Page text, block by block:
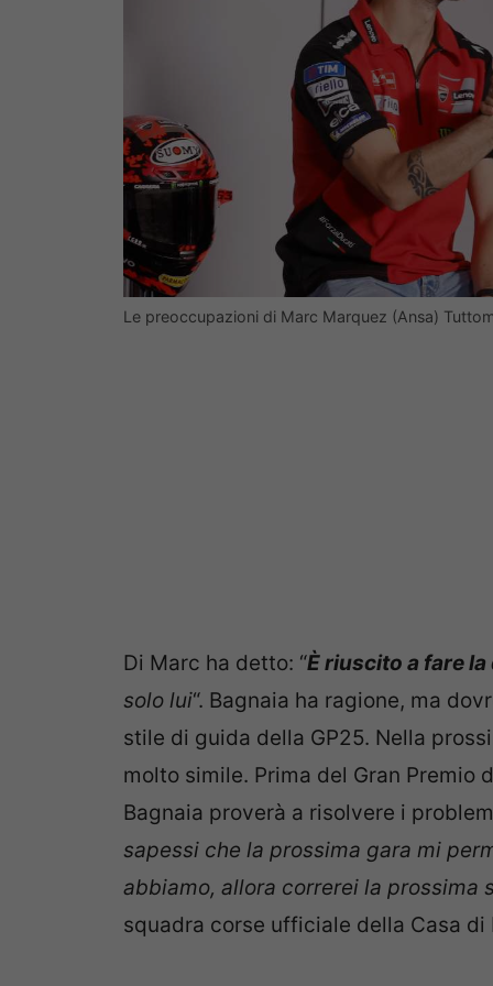
Le preoccupazioni di Marc Marquez (Ansa)
Di Marc ha detto: “È riuscito a fare
solo lui“. Bagnaia ha ragione, ma
stile di guida della GP25. Nella
molto simile. Prima del Gran Premio
Bagnaia proverà a risolvere i
sapessi che la prossima gara mi
abbiamo, allora correrei la prossima
squadra corse ufficiale della Casa di